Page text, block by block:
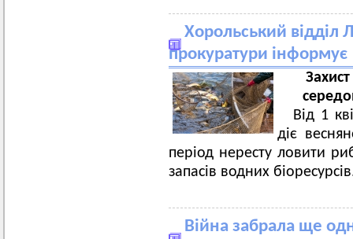
Хорольський відділ
прокуратури інформує
Від 1
діє
період нересту ловити
запасів водних
Війна забрала ще